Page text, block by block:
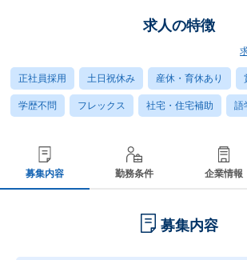
求人の特徴
正社員採用 土日祝休み 産休・育休あり
学歴不問 フレックス 社宅・住宅補助 語
募集内容 勤務条件 企業情報
募集内容